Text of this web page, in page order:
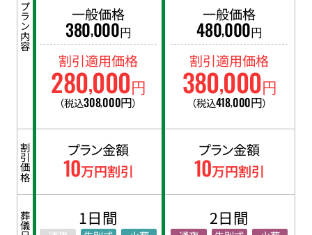
プラン内容
割引価格
一般価格
380,000円
割引適用価格
280,000円
（税込308,000円）
プラン金額
10万円割引
1日間
一般価格
480,000円
割引適用価格
380,000円
（税込418,000円）
プラン金額
10万円割引
2日間